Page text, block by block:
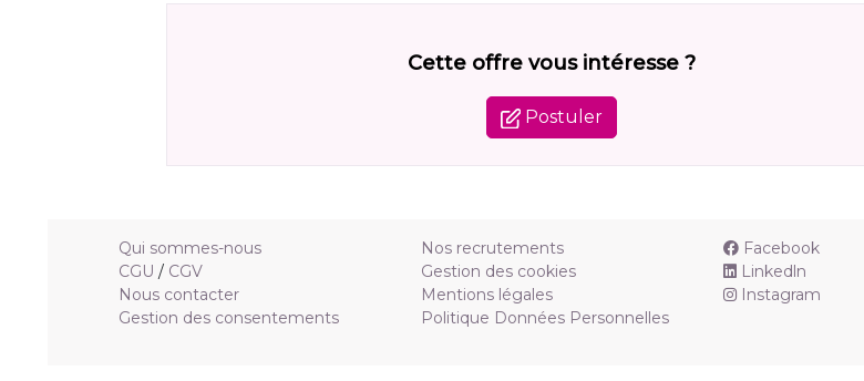
Cette offre vous intéresse ?
Postuler
Qui sommes-nous
CGU / CGV
Nous contacter
Gestion des consentements
Nos recrutements
Gestion des cookies
Mentions légales
Politique Données Personnelles
Facebook
Linkedln
Instagram